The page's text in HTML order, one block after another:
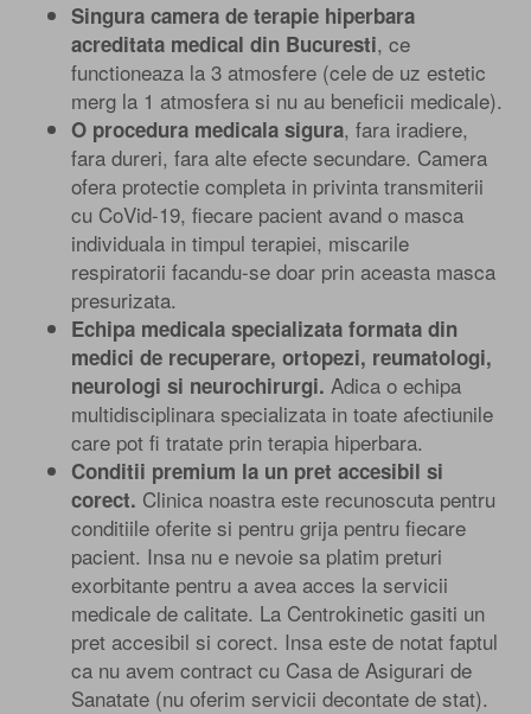
Singura camera de terapie hiperbara
acreditata medical din Bucuresti, ce
functioneaza la 3 atmosfere (cele de uz estetic
merg la 1 atmosfera si nu au beneficii medicale).
O procedura medicala sigura, fara iradiere,
fara dureri, fara alte efecte secundare. Camera
ofera protectie completa in privinta transmiterii
cu CoVid-19, fiecare pacient avand o masca
individuala in timpul terapiei, miscarile
respiratorii facandu-se doar prin aceasta masca
presurizata.
Echipa medicala specializata formata din
medici de recuperare, ortopezi, reumatologi,
neurologi si neurochirurgi. Adica o echipa
multidisciplinara specializata in toate afectiunile
care pot fi tratate prin terapia hiperbara.
Conditii premium la un pret accesibil si
corect. Clinica noastra este recunoscuta pentru
conditiile oferite si pentru grija pentru fiecare
pacient. Insa nu e nevoie sa platim preturi
exorbitante pentru a avea acces la servicii
medicale de calitate. La Centrokinetic gasiti un
pret accesibil si corect. Insa este de notat faptul
ca nu avem contract cu Casa de Asigurari de
Sanatate (nu oferim servicii decontate de stat).